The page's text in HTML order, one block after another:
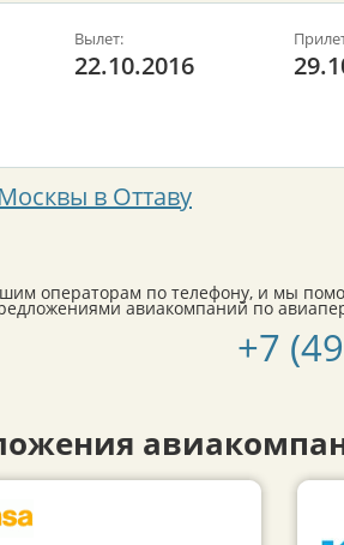
Вылет:
22.10.2016
в Оттаву
операторам по телефону, и мы
авиакомпаний по
+7